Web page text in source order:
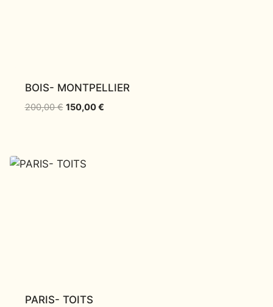
BOIS- MONTPELLIER
200,00€ 150,00€
PARIS- TOITS